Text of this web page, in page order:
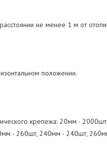
не менее 1 м от
положении.
крепежа: 20мм -
- 260шт, 240мм - 240шт,